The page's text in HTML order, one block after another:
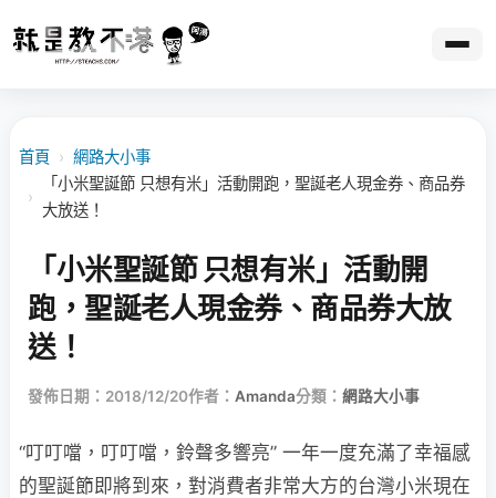
首頁 › 網路大小事
›
「小米聖誕節 只想有米」活動開跑，聖誕老人現金券、商品券
大放送！
「小米聖誕節 只想有米」活動開
跑，聖誕老人現金券、商品券大放
送！
發佈日期：2018/12/20作者： Amanda分類： 網路大小事
“叮叮噹，叮叮噹，鈴聲多響亮” 一年一度充滿了幸福感
的聖誕節即將到來，對消費者非常大方的台灣小米現在